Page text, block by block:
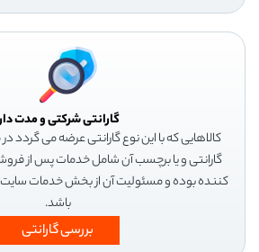
گارانتی شرکتی و مدت
کالاهایی که با این نوع گارانتی عرضه می
گارانتی و یا برچسب آن شامل خدمات پس از
باشد.
بررسی گارانتی